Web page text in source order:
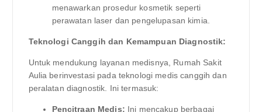
menawarkan prosedur kosmetik seperti
perawatan laser dan pengelupasan kimia.
Teknologi Canggih dan Kemampuan Diagnostik:
Untuk mendukung layanan medisnya, Rumah Sakit
Aulia berinvestasi pada teknologi medis canggih dan
peralatan diagnostik. Ini termasuk:
Pencitraan Medis: Ini mencakup berbagai